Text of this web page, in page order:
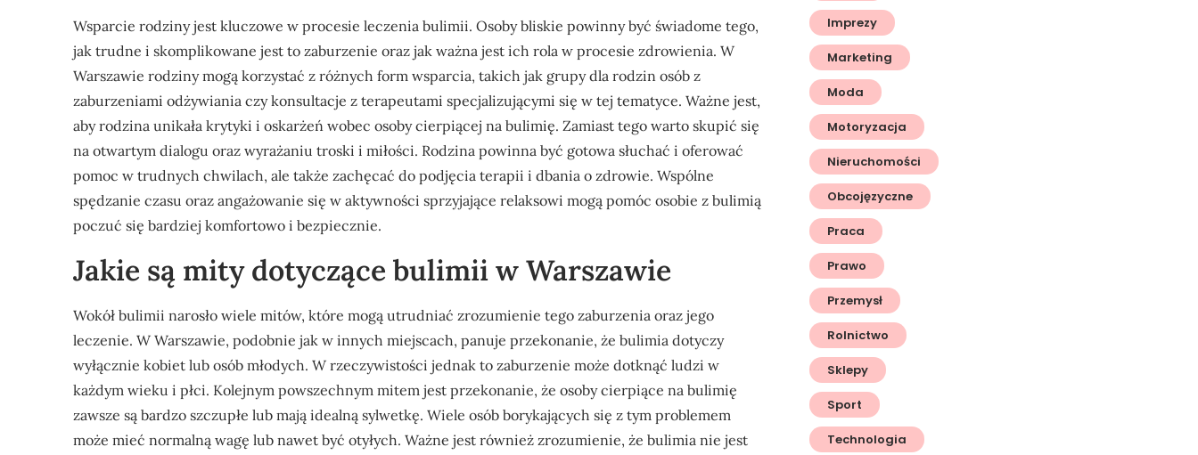
Wsparcie rodziny jest kluczowe w procesie leczenia bulimii. Osoby bliskie powinny być świadome tego,
jak trudne i skomplikowane jest to zaburzenie oraz jak ważna jest ich rola w procesie zdrowienia. W
Warszawie rodziny mogą korzystać z różnych form wsparcia, takich jak grupy dla rodzin osób z
zaburzeniami odżywiania czy konsultacje z terapeutami specjalizującymi się w tej tematyce. Ważne jest,
aby rodzina unikała krytyki i oskarżeń wobec osoby cierpiącej na bulimię. Zamiast tego warto skupić się
na otwartym dialogu oraz wyrażaniu troski i miłości. Rodzina powinna być gotowa słuchać i oferować
pomoc w trudnych chwilach, ale także zachęcać do podjęcia terapii i dbania o zdrowie. Wspólne
spędzanie czasu oraz angażowanie się w aktywności sprzyjające relaksowi mogą pomóc osobie z bulimią
poczuć się bardziej komfortowo i bezpiecznie.
Jakie są mity dotyczące bulimii w Warszawie
Wokół bulimii narosło wiele mitów, które mogą utrudniać zrozumienie tego zaburzenia oraz jego
leczenie. W Warszawie, podobnie jak w innych miejscach, panuje przekonanie, że bulimia dotyczy
wyłącznie kobiet lub osób młodych. W rzeczywistości jednak to zaburzenie może dotknąć ludzi w
każdym wieku i płci. Kolejnym powszechnym mitem jest przekonanie, że osoby cierpiące na bulimię
zawsze są bardzo szczupłe lub mają idealną sylwetkę. Wiele osób borykających się z tym problemem
może mieć normalną wagę lub nawet być otyłych. Ważne jest również zrozumienie, że bulimia nie jest
Imprezy
Marketing
Moda
Motoryzacja
Nieruchomości
Obcojęzyczne
Praca
Prawo
Przemysł
Rolnictwo
Sklepy
Sport
Technologia